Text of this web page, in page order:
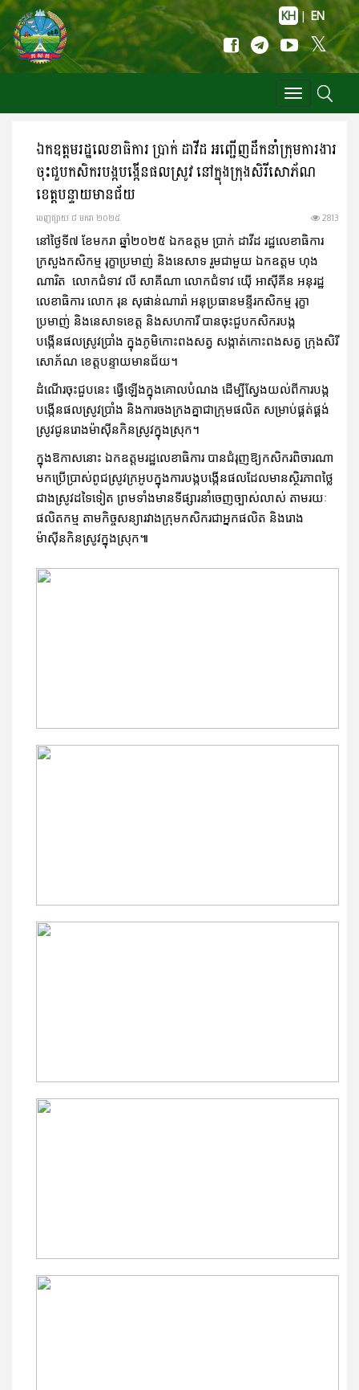
KH | EN
Toggle
navigation
ឯកឧត្តមរដ្ឋលេខាធិការ ប្រាក់ ដាវីដ អញ្ជើញដឹកនាំក្រុមការងារ
ចុះជួបកសិករបង្កបង្កើនផលស្រូវ នៅក្នុងក្រុងសិរីសោភ័ណ
ខេត្តបន្ទាយមានជ័យ
ចេញ​ផ្សាយ​ ៨ មករា ២០២៥ 2813
នៅថ្ងៃទី៧ ខែមករា ឆ្នាំ២០២៥ ឯកឧត្តម ប្រាក់ ដាវីដ រដ្ឋលេខាធិការ
ក្រសួងកសិកម្ម រុក្ខាប្រមាញ់ និងនេសាទ រួមជាមួយ ឯកឧត្តម ហុង
ណារិត លោកជំទាវ លី សាគីណា លោកជំទាវ យ៉ើ អាស៊ីគីន អនុរដ្ឋ
លេខាធិការ លោក រុន សុផាន់ណារ៉ា អនុប្រធានមន្ទីរកសិកម្ម រុក្ខា
ប្រមាញ់ និងនេសាទខេត្ត និងសហការី បានចុះជួបកសិករបង្ក
បង្កើនផលស្រូវប្រាំង ក្នុងភូមិកោះពងសត្វ សង្កាត់កោះពងសត្វ ក្រុងសិរី
សោភ័ណ ខេត្តបន្ទាយមានជ័យ។
ដំណើរចុះជួបនេះ ធ្វើឡើងក្នុងគោលបំណង ដើម្បីស្វែងយល់ពីការបង្ក
បង្កើនផលស្រូវប្រាំង និងការចងក្រងគ្នាជាក្រុមផលិត សម្រាប់ផ្គត់ផ្គង់
ស្រូវជូនរោងម៉ាស៊ីនកិនស្រូវក្នុងស្រុក។
ក្នុងឱកាសនោះ ឯកឧត្តមរដ្ឋលេខាធិការ បានជំរុញឱ្យកសិករពិចារណា
មកប្រើប្រាស់ពូជស្រូវក្រអូបក្នុងការបង្កបង្កើនផលដែលមានស្ថិរភាពថ្លៃ
ជាងស្រូវដទៃទៀត ព្រមទាំងមានទីផ្សារនាំចេញច្បាស់លាស់ តាមរយៈ
ផលិតកម្ម តាមកិច្ចសន្យារវាងក្រុមកសិករជាអ្នកផលិត និងរោង
ម៉ាស៊ីនកិនស្រូវក្នុងស្រុក៕